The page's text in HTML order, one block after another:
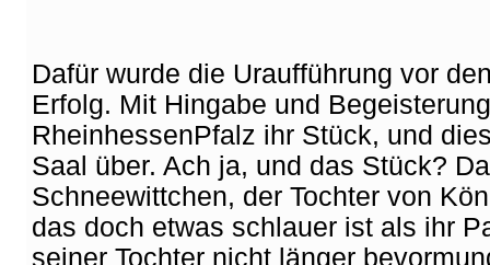
Dafür wurde die Uraufführung vor
Erfolg. Mit Hingabe und
RheinhessenPfalz ihr Stück, und
Saal über. Ach ja, und das Stück?
Schneewittchen, der Tochter von
das doch etwas schlauer ist als ihr
seiner Tochter nicht länger